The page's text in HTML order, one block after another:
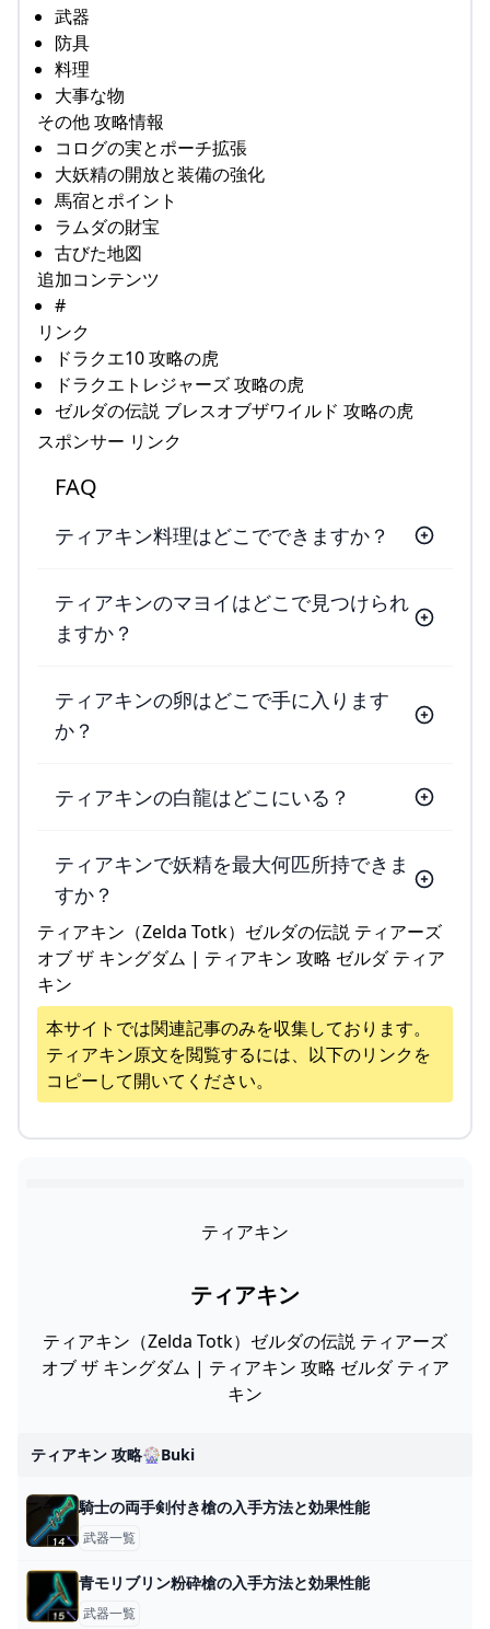
武器
防具
料理
大事な物
その他 攻略情報
コログの実とポーチ拡張
大妖精の開放と装備の強化
馬宿とポイント
ラムダの財宝
古びた地図
追加コンテンツ
#
リンク
ドラクエ10 攻略の虎
ドラクエトレジャーズ 攻略の虎
ゼルダの伝説 ブレスオブザワイルド 攻略の虎
スポンサー リンク
FAQ
ティアキン料理はどこでできますか？
ティアキンのマヨイはどこで見つけられ
ますか？
ティアキンの卵はどこで手に入ります
か？
ティアキンの白龍はどこにいる？
ティアキンで妖精を最大何匹所持できま
すか？
ティアキン（Zelda Totk）ゼルダの伝説 ティアーズ
オブ ザ キングダム | ティアキン 攻略 ゼルダ ティア
キン
本サイトでは関連記事のみを収集しております。
ティアキン原文を閲覧するには、以下のリンクを
コピーして開いてください。
ティアキン
ティアキン
ティアキン（Zelda Totk）ゼルダの伝説 ティアーズ
オブ ザ キングダム | ティアキン 攻略 ゼルダ ティア
キン
ティアキン 攻略🎡buki
騎士の両手剣付き槍の入手方法と効果性能
武器一覧
青モリブリン粉砕槍の入手方法と効果性能
武器一覧